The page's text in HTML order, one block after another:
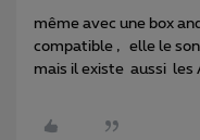
même avec une box
compatible , elle le
mais il existe aussi les